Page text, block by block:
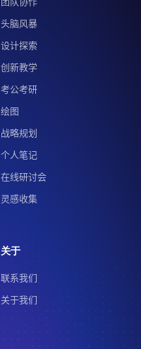
头脑风暴
设计探索
创新教学
考公考研
绘图
战略规划
个人笔记
在线研讨会
灵感收集
关于
联系我们
关于我们